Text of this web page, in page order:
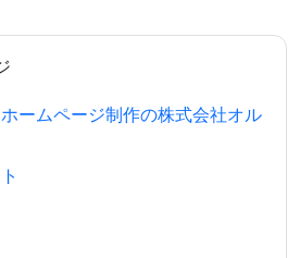
ームページ制作の株式会社オル